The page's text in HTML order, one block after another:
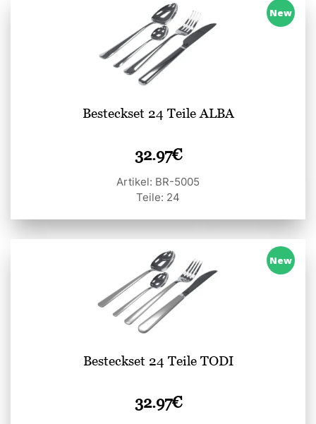
New
Besteckset 24 Teile ALBA
32.97€
Artikel: BR-5005
Teile: 24
New
Besteckset 24 Teile TODI
32.97€